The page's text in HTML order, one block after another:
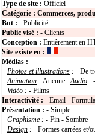
Type de site : Officiel
Catégorie : Commerces,
But : - Publicité
Public visé : - Clients
Conception : Entièrement en
Site existe en :
Médias :
Photos et illustrations : - De
Animation : AucuneAudio :
Vidéo : - Films
Interactivité : - Email -
Présentation : - Simple
Graphisme : - Fin - Sombre
Design : - Formes carrées et/